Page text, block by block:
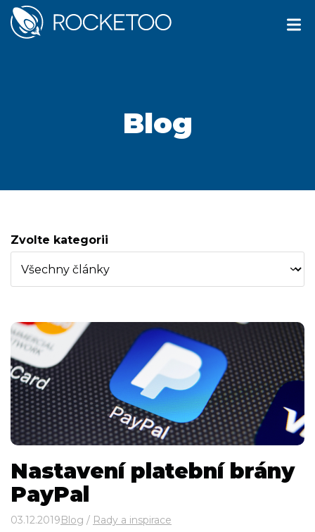
Blog
Nastavení platební brány
PayPal
03.12.2019 Blog / Rady a inspirace
Zvolte kategorii